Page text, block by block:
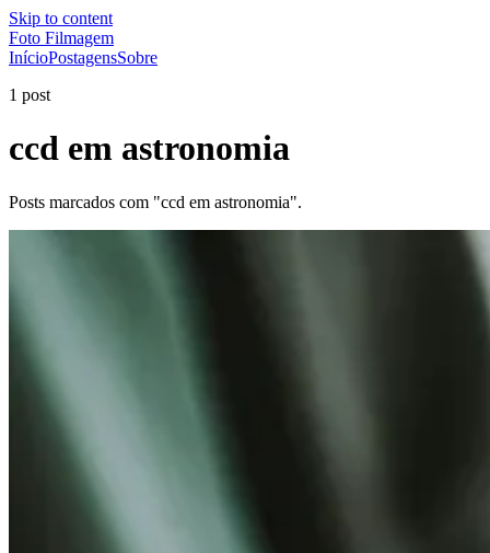
Skip to content
Foto Filmagem
InícioPostagensSobre
1 post
ccd em astronomia
Posts marcados com "ccd em astronomia".